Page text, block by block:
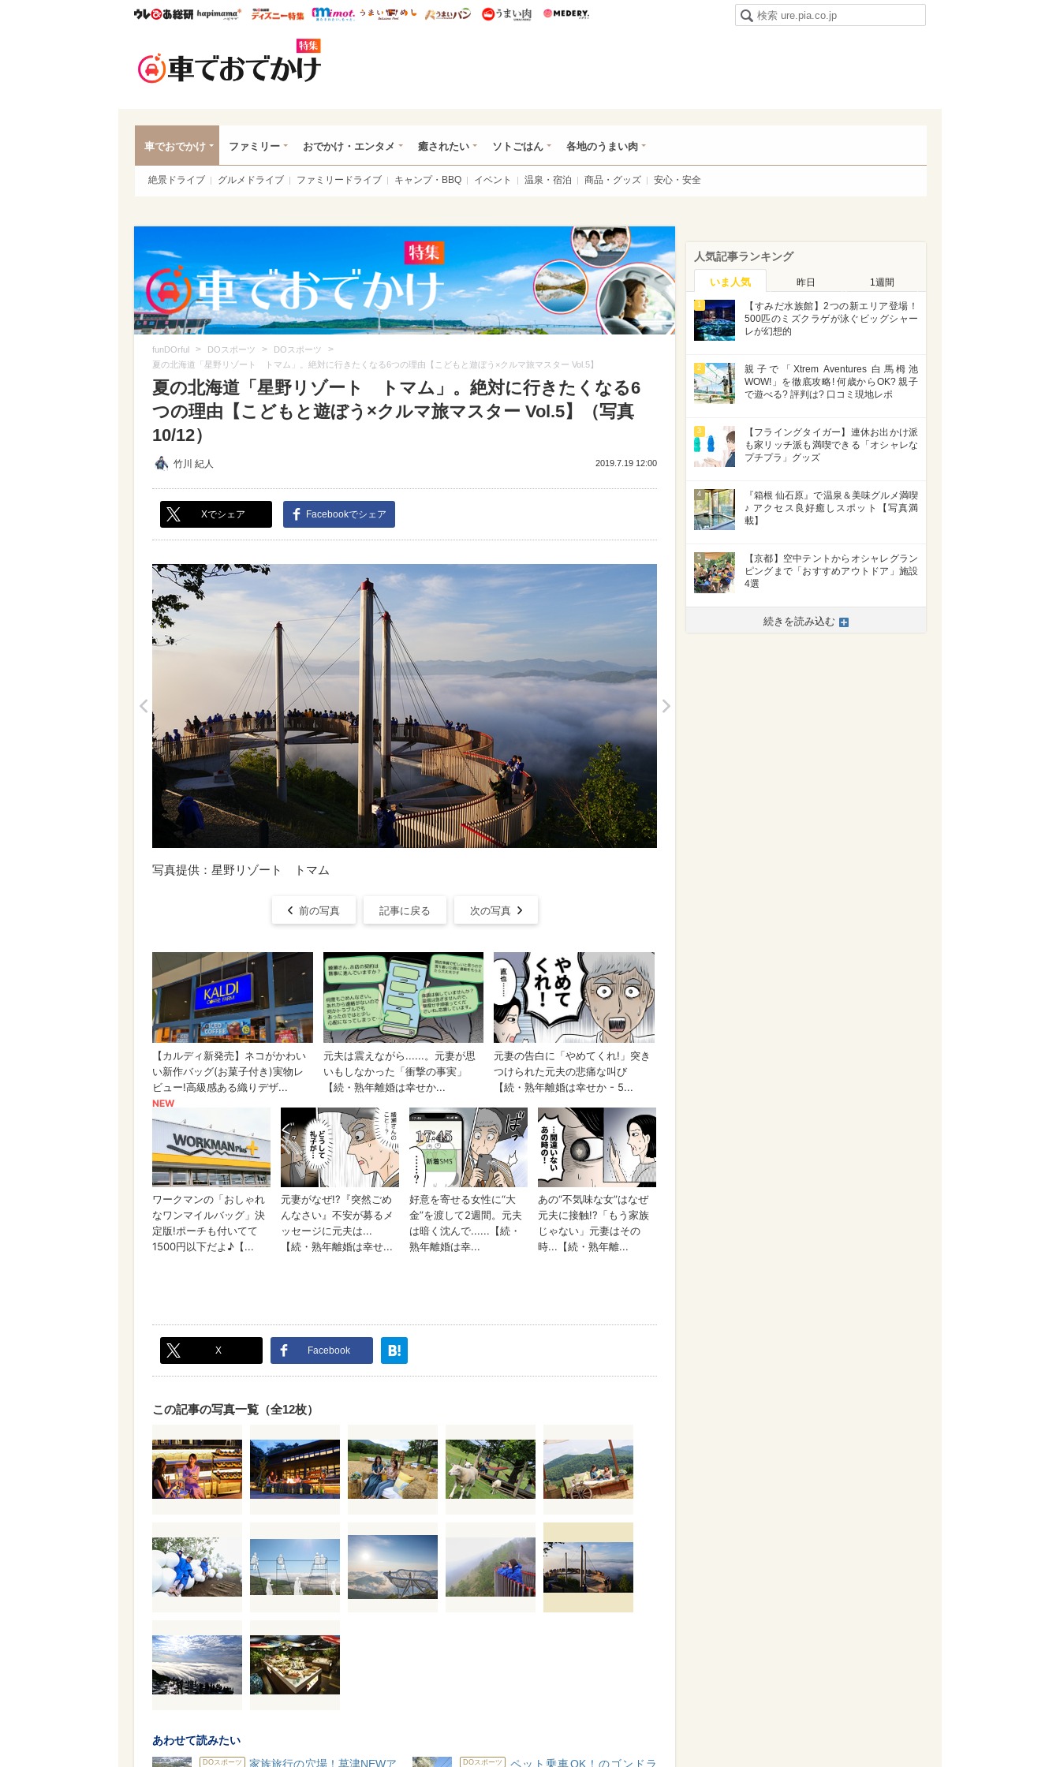
ウレぴあ総研ハピママ* ウレぴあ総研 ディズニー特集
mimot. うまいめし うまいパン うまい肉
車でおでかけ ファミリー おでかけ・エンタメ 癒されたい ソトごはん 各地のうまい肉
絶景ドライブ グルメドライブ ファミリードライブ キャンプ・BBQ イベント 温泉・宿泊 商品・グッズ 安心・安全
funDOrful > DOスポーツ > DOスポーツ >
夏の北海道「星野リゾート トマム」。絶対に行きたくなる6つの理由【こどもと遊ぼう×クルマ旅マスター Vol.5】
夏の北海道「星野リゾート トマム」。絶対に行きたくなる6
つの理由【こどもと遊ぼう×クルマ旅マスター Vol.5】（写真
10/12）
竹川 紀人 2019.7.19 12:00
Xでシェア Facebookでシェア
写真提供：星野リゾート トマム
前の写真 記事に戻る 次の写真
X Facebook
この記事の写真一覧（全12枚）
あわせて読みたい
DOスポーツ
家族旅行の穴場！草津NEWア
DOスポーツ
ペット乗車OK！のゴンドラ
人気記事ランキング
いま人気 昨日 1週間
1
【すみだ水族館】2つの新エリア登場！
500匹のミズクラゲが泳ぐビッグシャー
レが幻想的
2
親子で「Xtrem Aventures 白馬栂池
WOW!」を徹底攻略! 何歳からOK? 親子
で遊べる? 評判は? 口コミ現地レポ
3
【フライングタイガー】連休お出かけ派
も家リッチ派も満喫できる「オシャレな
プチプラ」グッズ
4
『箱根 仙石原』で温泉＆美味グルメ満喫
♪ アクセス良好癒しスポット【写真満
載】
5
【京都】空中テントからオシャレグラン
ピングまで「おすすめアウトドア」施設
4選
続きを読み込む